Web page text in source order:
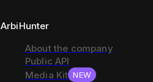
ArbiHunter
About the company
Public API
Media Kit NEW